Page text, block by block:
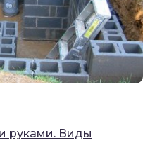
руками. Виды